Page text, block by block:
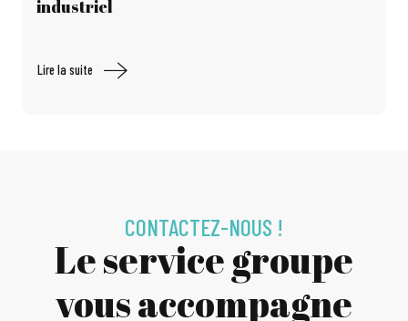
industriel
Lire la suite
CONTACTEZ-NOUS !
Le service groupe
vous accompagne